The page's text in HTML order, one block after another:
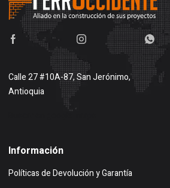
Calle 27 #10A-87, San Jerónimo,
Antioquia
Información
Políticas de Devolución y Garantía